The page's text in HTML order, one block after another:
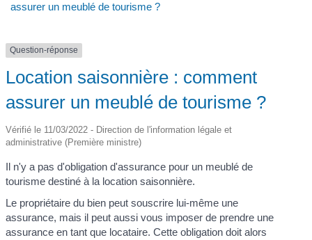
assurer un meublé de tourisme ?
Question-réponse
Location saisonnière : comment
assurer un meublé de tourisme ?
Vérifié le 11/03/2022 - Direction de l'information légale et
administrative (Première ministre)
Il n'y a pas d'obligation d'assurance pour un meublé de
tourisme destiné à la location saisonnière.
Le propriétaire du bien peut souscrire lui-même une
assurance, mais il peut aussi vous imposer de prendre une
assurance en tant que locataire. Cette obligation doit alors